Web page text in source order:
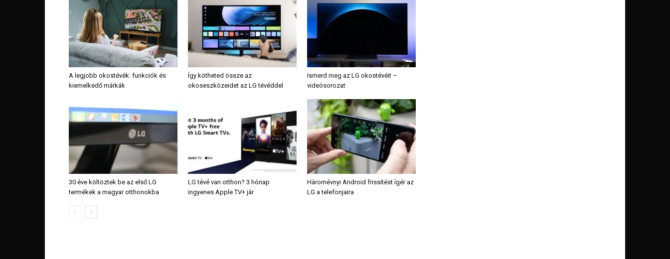
A legjobb okostévék: funkciók és
kiemelkedő márkák
Így kötheted össze az
okoseszközeidet az LG tévéddel
Ismerd meg az LG okostévéit –
videósorozat
30 éve költöztek be az első LG
termékek a magyar otthonokba
LG tévé van otthon? 3 hónap
ingyenes Apple TV+ jár
Háromévnyi Android frissítést ígér az
LG a telefonjaira